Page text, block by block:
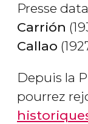
Presse
Carrión
Callao
Depuis la
pourrez